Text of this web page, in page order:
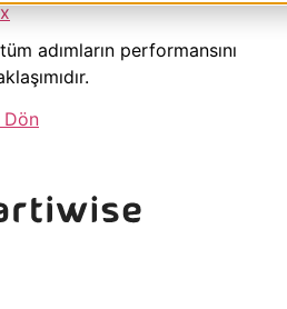
adımların performansını
Dön